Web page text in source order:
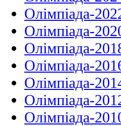
Олімпіада-
Олімпіада-
Олімпіада-
Олімпіада-
Олімпіада-
Олімпіада-
Олімпіада-